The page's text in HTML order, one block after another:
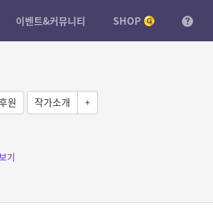
이벤트&커뮤니티 SHOP
원 작가소개 +
기